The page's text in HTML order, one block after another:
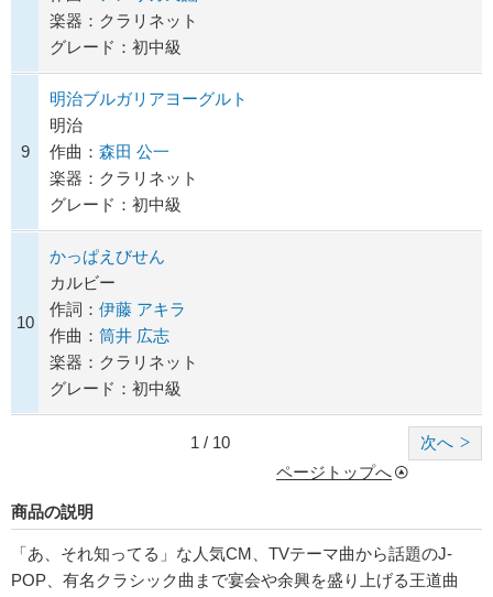
楽器：クラリネット
グレード：初中級
9
明治ブルガリアヨーグルト
明治
作曲： 森田 公一
楽器：クラリネット
グレード：初中級
10
かっぱえびせん
カルビー
作詞： 伊藤 アキラ
作曲： 筒井 広志
楽器：クラリネット
グレード：初中級
次へ
1 / 10
ページトップへ
商品の説明
「あ、それ知ってる」な人気CM、TVテーマ曲から話題のJ-
POP、有名クラシック曲まで宴会や余興を盛り上げる王道曲